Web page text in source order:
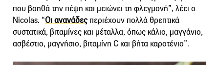
που βοηθά την πέψη και μειώνει τη φλεγμονή”, λέει ο
Nicolas. “Οι ανανάδες περιέχουν πολλά θρεπτικά
συστατικά, βιταμίνες και μέταλλα, όπως κάλιο, μαγγάνιο,
ασβέστιο, μαγνήσιο, βιταμίνη C και βήτα καροτένιο”.